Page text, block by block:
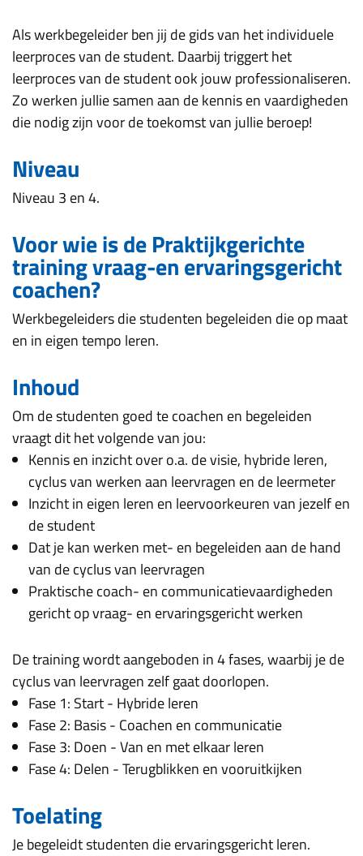
Als werkbegeleider ben jij de gids van het individuele
leerproces van de student. Daarbij triggert het
leerproces van de student ook jouw professionaliseren.
Zo werken jullie samen aan de kennis en vaardigheden
die nodig zijn voor de toekomst van jullie beroep!
Niveau
Niveau 3 en 4.
Voor wie is de Praktijkgerichte
training vraag-en ervaringsgericht
coachen?
Werkbegeleiders die studenten begeleiden die op maat
en in eigen tempo leren.
Inhoud
Om de studenten goed te coachen en begeleiden
vraagt dit het volgende van jou:
Kennis en inzicht over o.a. de visie, hybride leren,
cyclus van werken aan leervragen en de leermeter
Inzicht in eigen leren en leervoorkeuren van jezelf en
de student
Dat je kan werken met- en begeleiden aan de hand
van de cyclus van leervragen
Praktische coach- en communicatievaardigheden
gericht op vraag- en ervaringsgericht werken
De training wordt aangeboden in 4 fases, waarbij je de
cyclus van leervragen zelf gaat doorlopen.
Fase 1: Start - Hybride leren
Fase 2: Basis - Coachen en communicatie
Fase 3: Doen - Van en met elkaar leren
Fase 4: Delen - Terugblikken en vooruitkijken
Toelating
Je begeleidt studenten die ervaringsgericht leren.